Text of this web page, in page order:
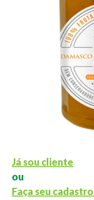
Já sou cliente
ou
Faça seu